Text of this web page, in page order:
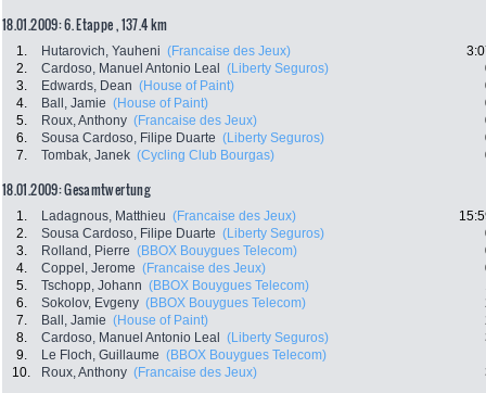
18.01.2009: 6. Etappe , 137.4 km
1. Hutarovich, Yauheni (Francaise des Jeux)
2.
Cardoso, Manuel Antonio Leal (Liberty Seguros)
3.
Edwards, Dean (House of Paint)
4.
Ball, Jamie (House of Paint)
5.
Roux, Anthony (Francaise des Jeux)
6.
Sousa Cardoso, Filipe Duarte (Liberty Seguros)
7.
Tombak, Janek (Cycling Club Bourgas)
18.01.2009: Gesamtwertung
1. Ladagnous, Matthieu (Francaise des Jeux)
2.
Sousa Cardoso, Filipe Duarte (Liberty Seguros)
3.
Rolland, Pierre (BBOX Bouygues Telecom)
4.
Coppel, Jerome (Francaise des Jeux)
5.
Tschopp, Johann (BBOX Bouygues Telecom)
6.
Sokolov, Evgeny (BBOX Bouygues Telecom)
7.
Ball, Jamie (House of Paint)
8.
Cardoso, Manuel Antonio Leal (Liberty Seguros)
9.
Le Floch, Guillaume (BBOX Bouygues Telecom)
10.
Roux, Anthony (Francaise des Jeux)